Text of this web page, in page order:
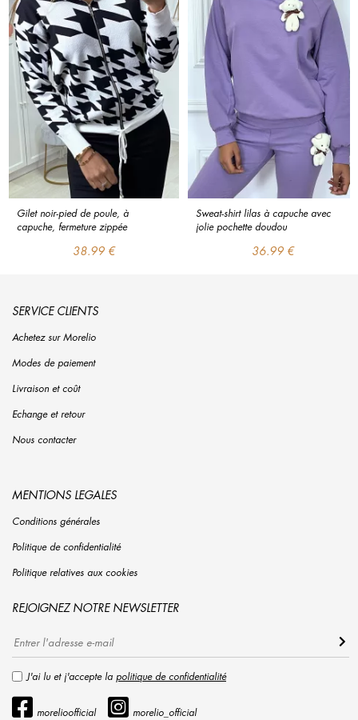
Gilet noir-pied de poule, à
capuche, fermeture zippée
38.99 €
Sweat-shirt lilas à capuche avec
jolie pochette doudou
36.99 €
SERVICE CLIENTS
Achetez sur Morelio
Modes de paiement
Livraison et coût
Echange et retour
Nous contacter
MENTIONS LEGALES
Conditions générales
Politique de confidentialité
Politique relatives aux cookies
REJOIGNEZ NOTRE NEWSLETTER
J'ai lu et j'accepte la politique de confidentialité
morelioofficial morelio_official